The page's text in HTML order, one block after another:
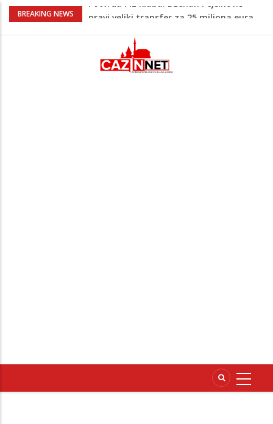
BREAKING NEWS
Psihijatrica: Ovo je greška koju većina
tinejdžerima
Ankara ograničava prolaz brodova kroz
Crno more zbog sve većih sigurnosnih